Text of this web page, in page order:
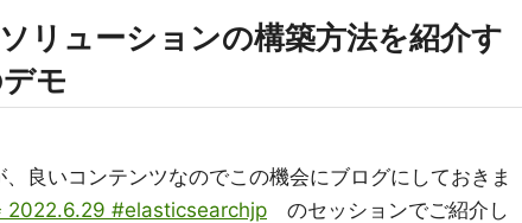
リューションの構築方法を紹介す
モ
良いコンテンツなのでこの機会にブログにしておきま
2022.6.29 #elasticsearchjp のセッションでご紹介し